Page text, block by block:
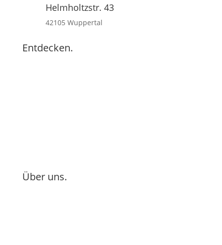
Helmholtzstr. 43
42105 Wuppertal
Entdecken.
Über uns.